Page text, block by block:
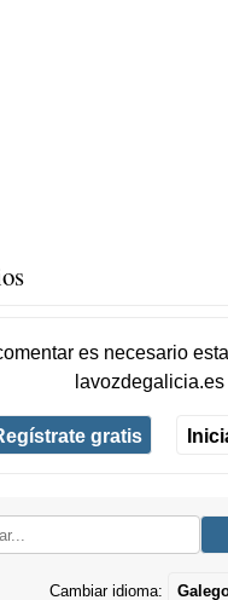
es necesario
lavozdegalicia.es
gratis
Cambiar idioma: